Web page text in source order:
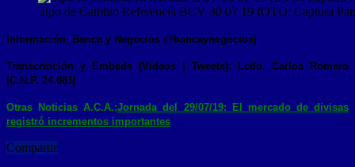
Tipo de Cambio Referencia BCV 30 07 19 fOTO: Captura
Información: Banca y Negocios @bancaynegocios|
Transcripción y Embeds (Videos | Tweets): Lcdo. Carlos Romero
|C.N.P. 24.081|
Otras Noticias A.C.A.:Jornada del 29/07/19: El mercado de divisas
registró incrementos importantes
Compartir